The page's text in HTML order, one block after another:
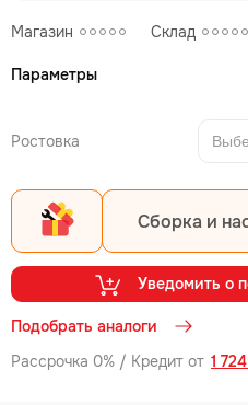
Магазин Склад
Рассрочка 0% / Кредит от 1
Параметры
Ростовка
Сборка и
Уведомить о
Подобрать аналоги